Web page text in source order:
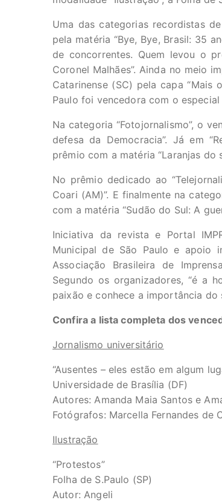
Uma das categorias recordistas
pela matéria “Bye, Bye, Brasil: 35
de concorrentes. Quem levou o
Coronel Malhães”. Ainda no meio
Catarinense (SC) pela capa “Mais
Paulo foi vencedora com o especial
Na categoria “Fotojornalismo”, o
defesa da Democracia”. Já em
prêmio com a matéria “Laranjas do
No prêmio dedicado ao
Coari (AM)”. E finalmente na
com a matéria “Sudão do Sul: A
Iniciativa da revista e Portal
Municipal de São Paulo e apoio
Associação Brasileira de
Segundo os organizadores, “é a
paixão e conhece a importância do
Confira a lista completa dos
Jornalismo universitário
“Ausentes – eles estão em algum
Universidade de Brasília (DF)
Autores: Amanda Maia Santos e
Fotógrafos: Marcella Fernandes de
Ilustração
“Protestos”
Folha de S.Paulo (SP)
Autor: Angeli